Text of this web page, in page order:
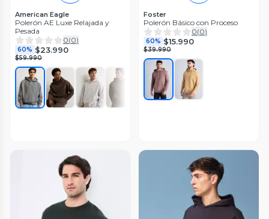
American Eagle
Polerón AE Luxe Relajada y
Pesada
0(0)
60% $23.990
$59.990
Foster
Polerón Básico con Proceso
0(0)
60% $15.990
$39.990